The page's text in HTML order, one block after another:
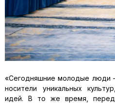
«Сегодняшние молодые люди
носители уникальных
идей. В то же время,